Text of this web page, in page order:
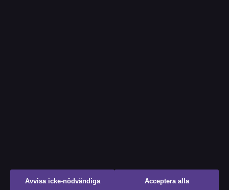
Avvisa icke-nödvändiga Acceptera alla